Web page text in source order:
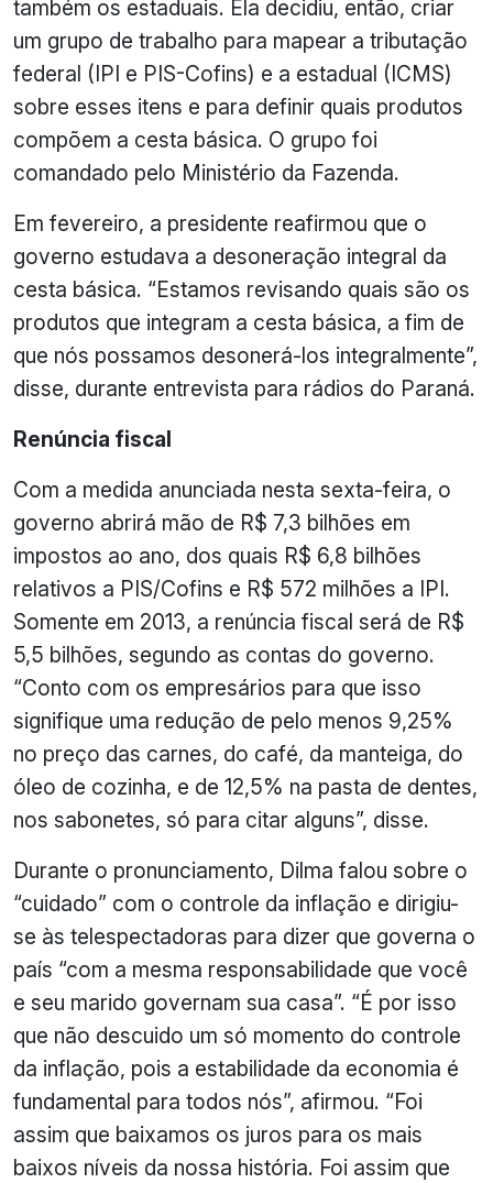
também os estaduais. Ela decidiu, então, criar
um grupo de trabalho para mapear a tributação
federal (IPI e PIS-Cofins) e a estadual (ICMS)
sobre esses itens e para definir quais produtos
compõem a cesta básica. O grupo foi
comandado pelo Ministério da Fazenda.
Em fevereiro, a presidente reafirmou que o
governo estudava a desoneração integral da
cesta básica. “Estamos revisando quais são os
produtos que integram a cesta básica, a fim de
que nós possamos desonerá-los integralmente”,
disse, durante entrevista para rádios do Paraná.
Renúncia fiscal
Com a medida anunciada nesta sexta-feira, o
governo abrirá mão de R$ 7,3 bilhões em
impostos ao ano, dos quais R$ 6,8 bilhões
relativos a PIS/Cofins e R$ 572 milhões a IPI.
Somente em 2013, a renúncia fiscal será de R$
5,5 bilhões, segundo as contas do governo.
“Conto com os empresários para que isso
signifique uma redução de pelo menos 9,25%
no preço das carnes, do café, da manteiga, do
óleo de cozinha, e de 12,5% na pasta de dentes,
nos sabonetes, só para citar alguns”, disse.
Durante o pronunciamento, Dilma falou sobre o
“cuidado” com o controle da inflação e dirigiu-
se às telespectadoras para dizer que governa o
país “com a mesma responsabilidade que você
e seu marido governam sua casa”. “É por isso
que não descuido um só momento do controle
da inflação, pois a estabilidade da economia é
fundamental para todos nós”, afirmou. “Foi
assim que baixamos os juros para os mais
baixos níveis da nossa história. Foi assim que